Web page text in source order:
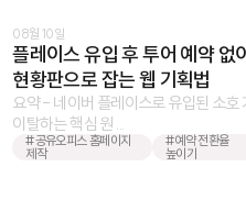
08월 10일
플레이스 유입 후 투어 예약 없
현황판으로 잡는 웹 기획법
요약 - 네이버 플레이스로 유입된 소호
이탈하는 핵심 원 ...
#공유오피스 홈페이지
제작
#예약 전환율
높이기